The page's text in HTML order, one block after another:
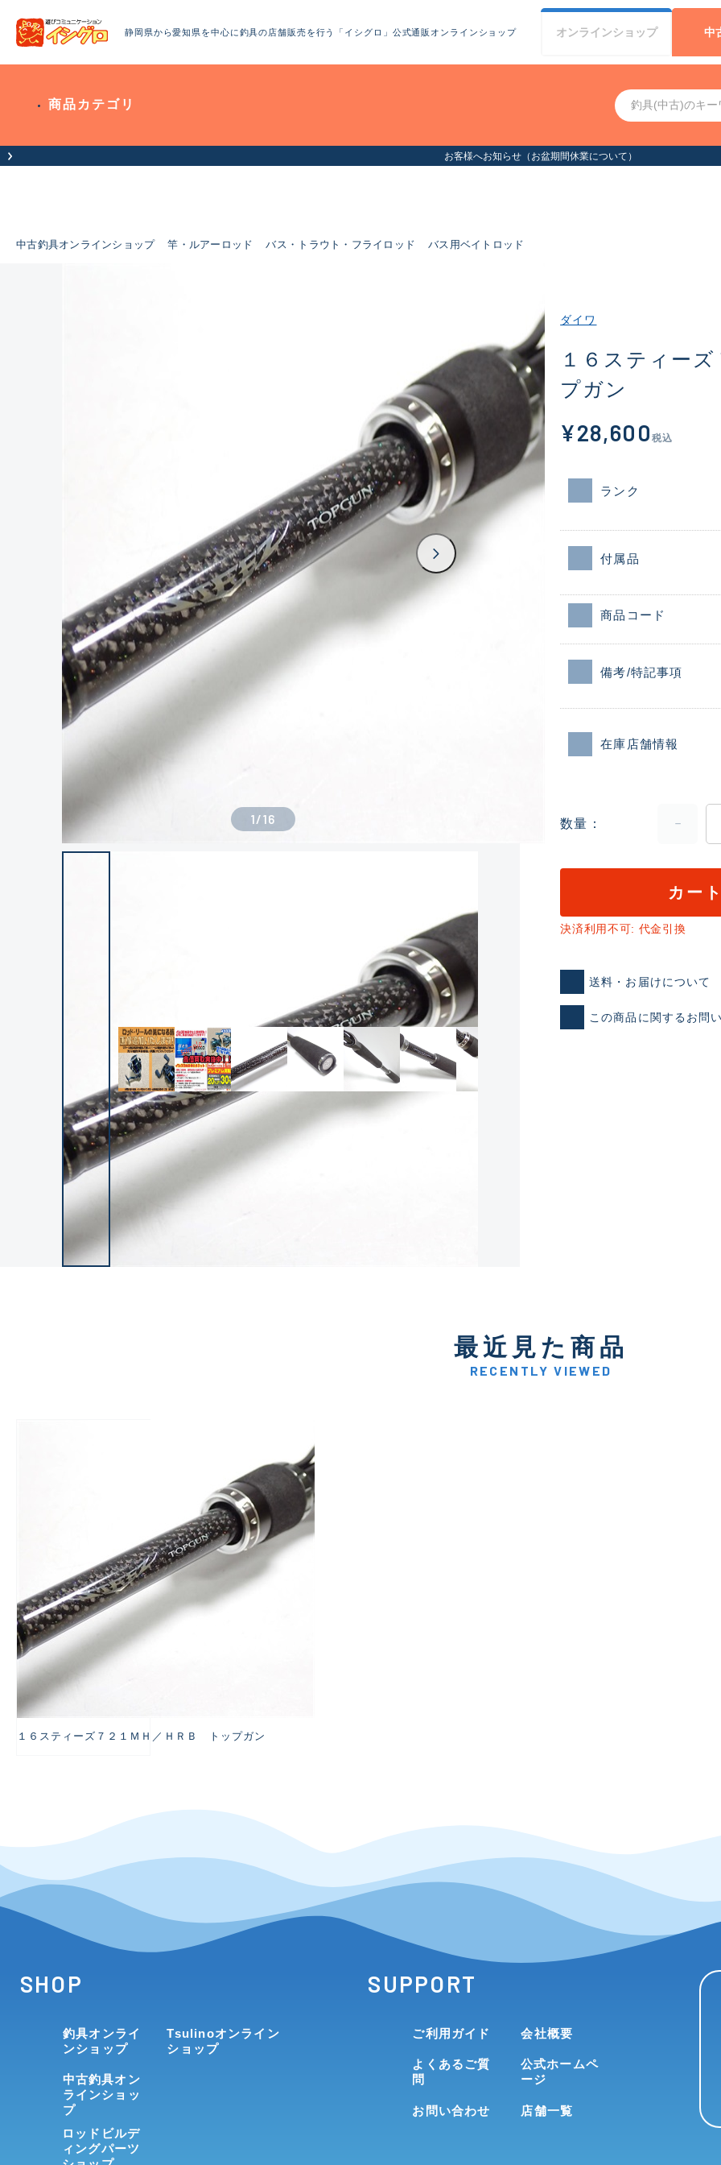
静岡県から愛知県を中心に釣具の店舗販売を行う「イシグロ」公式通販オンラインショップ オンラインショップ 中
商品カテゴリ
お客様へお知らせ（お盆期間休業について）
中古釣具オンラインショップ 竿・ルアーロッド バス・トラウト・フライロッド バス用ベイトロッド
良
悪
新古品（メーカー問屋から
※店頭展示時の置き傷が付いて
C-
い品
1/16
ダイワ
１６スティー
プガン
¥28,600 税込
ランク
付属品
商品コード
備考/特記事項
在庫店舗情報
数量
カー
決済利用不可: 代金引換
送料・お届けについて
この商品に関するお問
最近見た商品
RECENTLY VIEWED
１６スティーズ７２１ＭＨ／ＨＲＢ トップガン
SHOP
釣具オンライ
ンショップ
中古釣具オン
ラインショッ
プ
ロッドビルデ
ィングパーツ
Tsulinoオンライン
ショップ
SUPPORT
ご利用ガイド
よくあるご質
問
お問い合わせ
会社概要
公式ホームペ
ージ
店舗一覧